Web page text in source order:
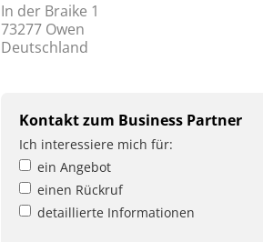
In der Braike 1
73277 Owen
Deutschland
Kontakt zum Business Partner
Ich interessiere mich für:
ein Angebot
einen Rückruf
detaillierte Informationen